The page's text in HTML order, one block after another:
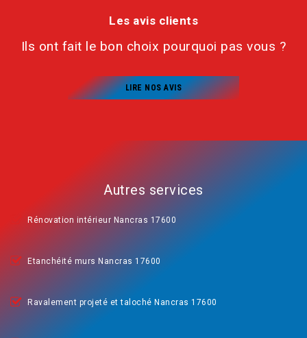
Les avis clients
Ils ont fait le bon choix pourquoi pas vous ?
LIRE NOS AVIS
Autres services
Rénovation intérieur Nancras 17600
Etanchéité murs Nancras 17600
Ravalement projeté et taloché Nancras 17600